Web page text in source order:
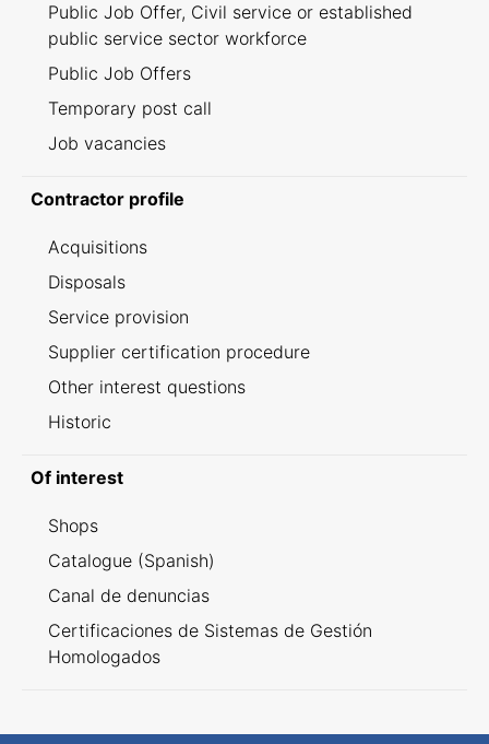
Public Job Offer, Civil service or established
public service sector workforce
Public Job Offers
Temporary post call
Job vacancies
Contractor profile
Acquisitions
Disposals
Service provision
Supplier certification procedure
Other interest questions
Historic
Of interest
Shops
Catalogue (Spanish)
Canal de denuncias
Certificaciones de Sistemas de Gestión
Homologados